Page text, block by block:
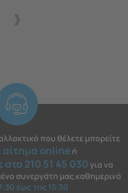
που θέλετε μπορείτε
αίτημα online ή
210 51 45 030 για να
συνεργάτη μας καθημερινά
έως της 15:30